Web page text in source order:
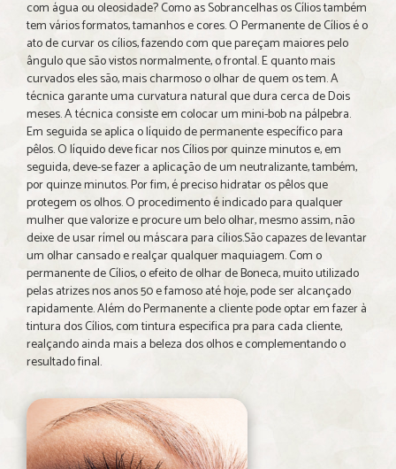
com água ou oleosidade? Como as Sobrancelhas os Cílios também
tem vários formatos, tamanhos e cores. O Permanente de Cílios é o
ato de curvar os cílios, fazendo com que pareçam maiores pelo
ângulo que são vistos normalmente, o frontal. E quanto mais
curvados eles são, mais charmoso o olhar de quem os tem. A
técnica garante uma curvatura natural que dura cerca de Dois
meses. A técnica consiste em colocar um mini-bob na pálpebra.
Em seguida se aplica o líquido de permanente específico para
pêlos. O líquido deve ficar nos Cílios por quinze minutos e, em
seguida, deve-se fazer a aplicação de um neutralizante, também,
por quinze minutos. Por fim, é preciso hidratar os pêlos que
protegem os olhos. O procedimento é indicado para qualquer
mulher que valorize e procure um belo olhar, mesmo assim, não
deixe de usar rímel ou máscara para cílios.São capazes de levantar
um olhar cansado e realçar qualquer maquiagem. Com o
permanente de Cílios, o efeito de olhar de Boneca, muito utilizado
pelas atrizes nos anos 50 e famoso até hoje, pode ser alcançado
rapidamente. Além do Permanente a cliente pode optar em fazer à
tintura dos Cílios, com tintura especifica pra para cada cliente,
realçando ainda mais a beleza dos olhos e complementando o
resultado final.